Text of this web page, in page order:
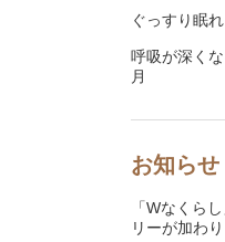
ぐっすり眠
呼吸が深く
月
お知らせ
「Wなくら
リーが加わ